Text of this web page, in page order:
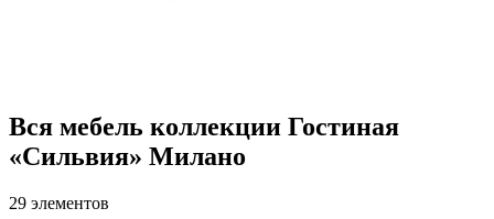
Вся мебель коллекции Гостиная
«Сильвия» Милано
29 элементов